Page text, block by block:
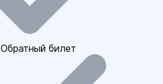
Обратный билет